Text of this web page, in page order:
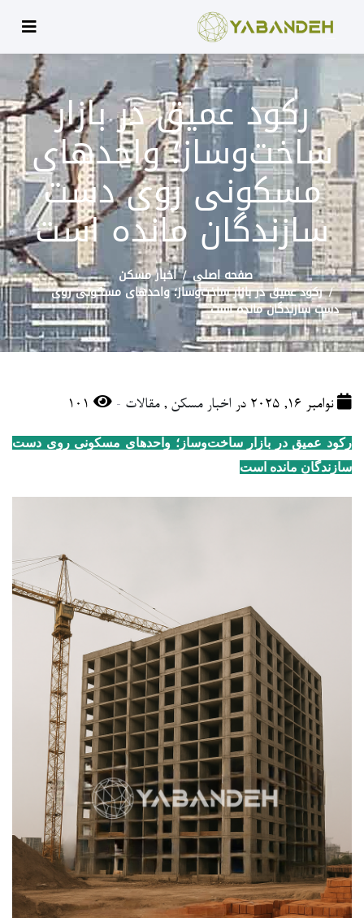
رکود عمیق در بازار
ساخت‌وساز؛ واحدهای
مسکونی روی دست
سازندگان مانده است
صفحه اصلی اخبار مسکن
رکود عمیق در بازار ساخت‌وساز؛ واحدهای مسکونی روی
دست سازندگان مانده است
نوامبر 16, 2025 در اخبار مسکن ,مقالات -
رکود عمیق در بازار ساخت‌وساز؛ واحدهای مسکونی روی دست
سازندگان مانده است